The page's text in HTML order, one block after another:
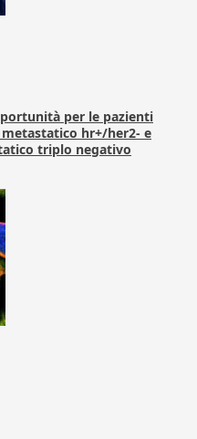
per le pazienti
hr+/her2- e
triplo negativo